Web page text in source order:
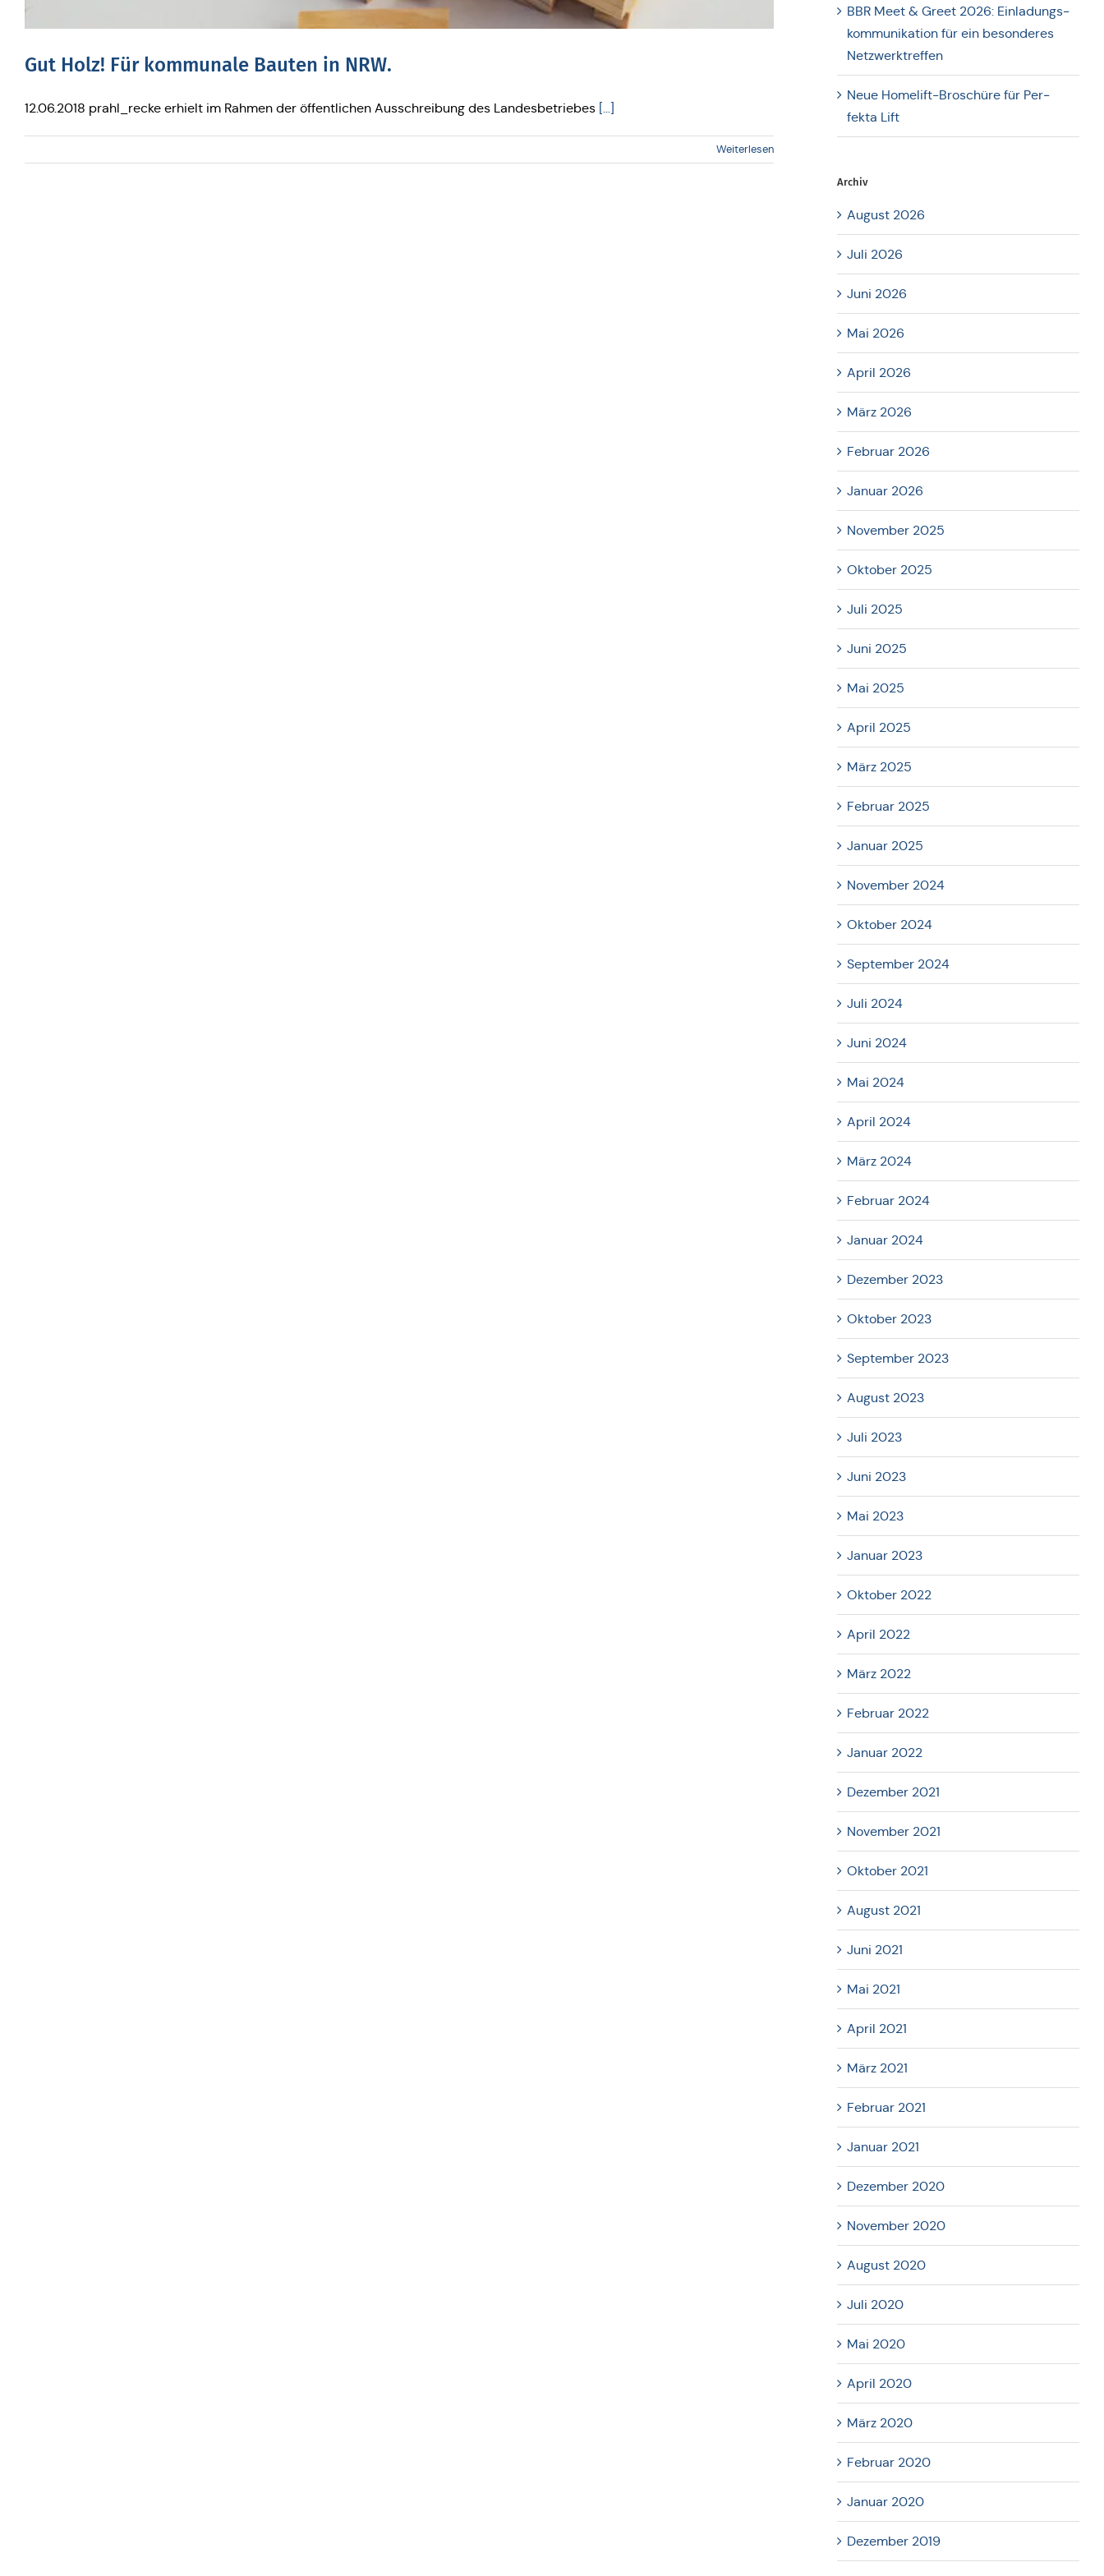
Gut Holz! Für kom­mu­na­le Bauten in NRW.
12.06.2018 prahl_recke erhielt im Rahmen der öffentlichen Ausschreibung des Landesbetriebes [...]
Weiterlesen
BBR Meet & Greet 2026: Ein­la­dungs­
kom­mu­ni­ka­ti­on für ein beson­de­res
Netzwerktreffen
Neue Home­lift-Bro­schü­re für Per­
fekta Lift
Archiv
August 2026
Juli 2026
Juni 2026
Mai 2026
April 2026
März 2026
Februar 2026
Januar 2026
November 2025
Oktober 2025
Juli 2025
Juni 2025
Mai 2025
April 2025
März 2025
Februar 2025
Januar 2025
November 2024
Oktober 2024
September 2024
Juli 2024
Juni 2024
Mai 2024
April 2024
März 2024
Februar 2024
Januar 2024
Dezember 2023
Oktober 2023
September 2023
August 2023
Juli 2023
Juni 2023
Mai 2023
Januar 2023
Oktober 2022
April 2022
März 2022
Februar 2022
Januar 2022
Dezember 2021
November 2021
Oktober 2021
August 2021
Juni 2021
Mai 2021
April 2021
März 2021
Februar 2021
Januar 2021
Dezember 2020
November 2020
August 2020
Juli 2020
Mai 2020
April 2020
März 2020
Februar 2020
Januar 2020
Dezember 2019